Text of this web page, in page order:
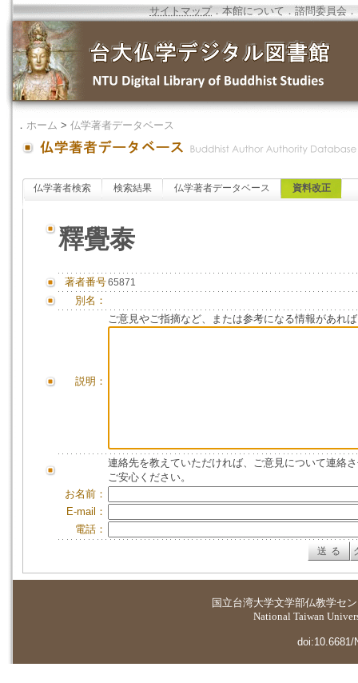
サイトマップ．本館について ．諮問委員会 ．
． ホーム > 仏学著者データベース
仏学著者検索 検索結果 仏学著者データベース 資料改正
釋覺泰
著者番号65871
別名：
説明：
ご意見やご指摘など、または参考になる情報があれ
連絡先を教えていただければ、ご意見について連絡
ご安心ください。
お名前：
E-mail：
電話：
国立台湾大学文学部仏教学セ
National Taiwan
doi:10.6681/